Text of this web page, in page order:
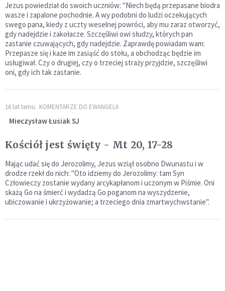
Jezus powiedział do swoich uczniów: "Niech będą przepasane biodra
wasze i zapalone pochodnie. A wy podobni do ludzi oczekujących
swego pana, kiedy z uczty weselnej powróci, aby mu zaraz otworzyć,
gdy nadejdzie i zakołacze. Szczęśliwi owi słudzy, których pan
zastanie czuwających, gdy nadejdzie. Zaprawdę powiadam wam:
Przepasze się i każe im zasiąść do stołu, a obchodząc będzie im
usługiwał. Czy o drugiej, czy o trzeciej straży przyjdzie, szczęśliwi
oni, gdy ich tak zastanie.
16 lat temu KOMENTARZE DO EWANGELII
Mieczysław Łusiak SJ
Kościół jest święty - Mt 20, 17-28
Mając udać się do Jerozolimy, Jezus wziął osobno Dwunastu i w
drodze rzekł do nich: "Oto idziemy do Jerozolimy: tam Syn
Człowieczy zostanie wydany arcykapłanom i uczonym w Piśmie. Oni
skażą Go na śmierć i wydadzą Go poganom na wyszydzenie,
ubiczowanie i ukrzyżowanie; a trzeciego dnia zmartwychwstanie".